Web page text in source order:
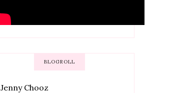
BLOGROLL
Jenny Chooz